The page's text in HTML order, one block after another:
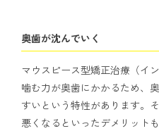
奥歯が沈んでいく
マウスピース型矯正治療（イ
噛む力が奥歯にかかるため、
すいという特性があります。
悪くなるといったデメリット